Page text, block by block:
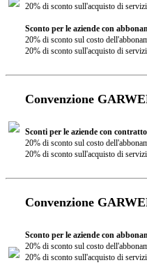
20% di sconto sull'acquisto di
Sconto per le aziende con
20% di sconto sul costo
20% di sconto sull'acquisto di
Convenzione
Sconti per le aziende con
20% di sconto sul costo
20% di sconto sull'acquisto di
Convenzione
Sconto per le aziende con
20% di sconto sul costo
20% di sconto sull'acquisto di